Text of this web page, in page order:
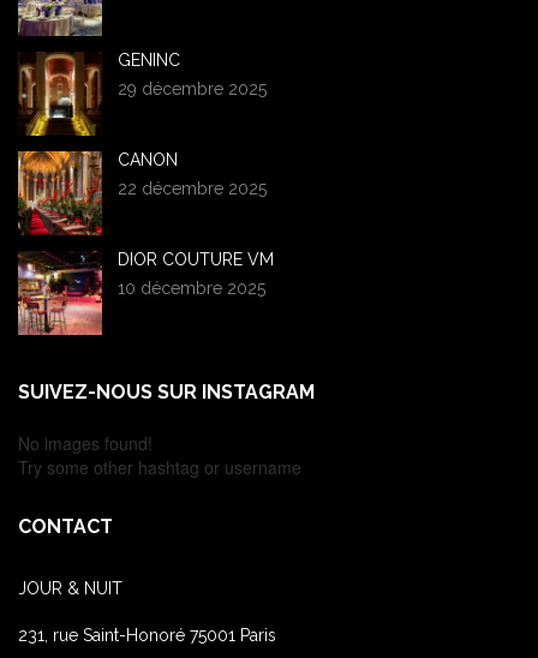
GENINC
29 décembre 2025
CANON
22 décembre 2025
DIOR COUTURE VM
10 décembre 2025
SUIVEZ-NOUS SUR INSTAGRAM
No images found!
Try some other hashtag or username
CONTACT
JOUR & NUIT
231, rue Saint-Honoré 75001 Paris